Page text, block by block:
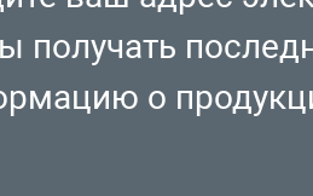
получать
о